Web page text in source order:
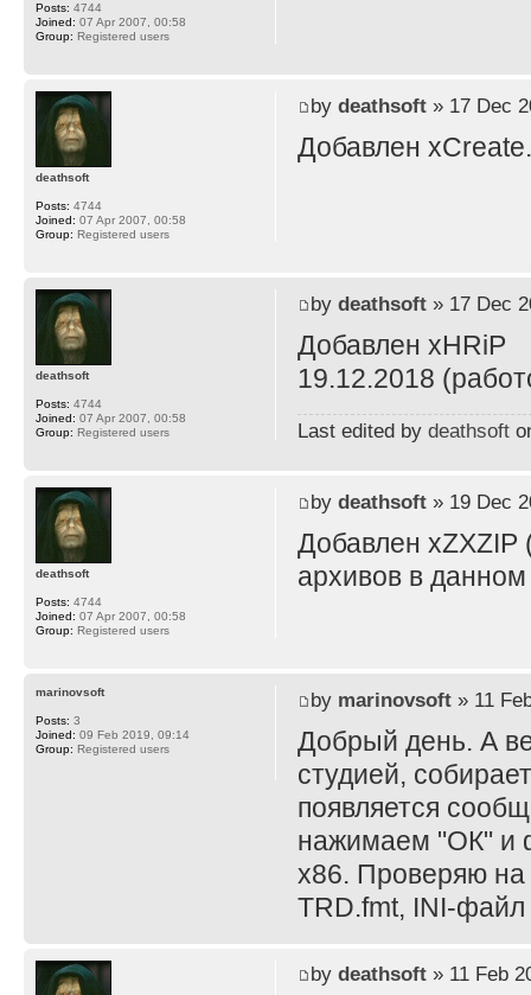
Posts: 4744
Joined: 07 Apr 2007, 00:58
Group: Registered users
by deathsoft» 17 Dec
Добавлен xCreate.
deathsoft
Posts: 4744
Joined: 07 Apr 2007, 00:58
Group: Registered users
by deathsoft» 17 Dec
Добавлен xHRiP
19.12.2018
Last edited by deathsoft
deathsoft
Posts: 4744
Joined: 07 Apr 2007, 00:58
Group: Registered users
by deathsoft» 19 Dec
Добавлен xZXZIP
архивов в
deathsoft
Posts: 4744
Joined: 07 Apr 2007, 00:58
Group: Registered users
by marinovsoft» 11
Добрый день. А
студией,
появляется
нажимаем "ОК" и
x86. Проверяю
TRD.fmt, INI-файл
marinovsoft
Posts: 3
Joined: 09 Feb 2019, 09:14
Group: Registered users
by deathsoft» 11 Feb